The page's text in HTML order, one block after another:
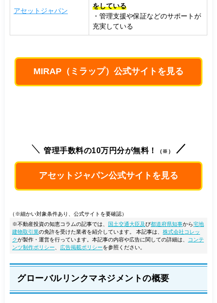
アセットジャパン
をしている
・管理支援や保証などのサポートが
充実している
MIRAP（ミラップ）公式サイトを見る
管理手数料の10万円分が無料！ （※）
アセットジャパン公式サイトを見る
（※細かい対象条件あり、公式サイトを要確認）
※不動産投資の知恵コラムの記事では、
国土交通大臣及び都道府県知事から宅地
建物取引業の免許を受けた業者を紹介しています。 本記事は、 株式会社コレッ
クが製作・運営を行っています。本記事の内容や広告に関しての詳細は、
コンテ
ンツ制作ポリシー
広告掲載ポリシーを参照ください。
グローバルリンクマネジメントの概要